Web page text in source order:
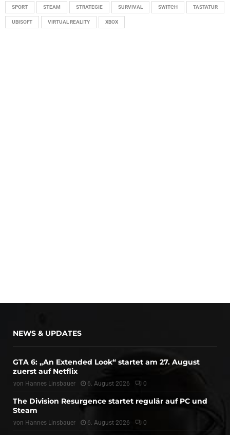
SPORT STEAM STRATEGIE SURVIVAL SWITCH TASTATUR
UBISOFT VIRTUAL REALITY XBOX
NEWS & UPDATES
GTA 6: „An Extended Look“ startet am 27. August
zuerst auf Netflix
von Hannes Linsbauer 6. August 2026 0
The Division Resurgence startet regulär auf PC und
Steam
von Hannes Linsbauer 6. August 2026 0